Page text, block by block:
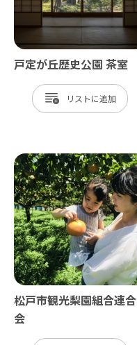
戸定が丘歴史公園 茶室
リスト
松戸市観光梨園組合連合
会